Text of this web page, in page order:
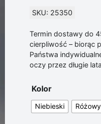
SKU: 25350
Termin dostawy do
cierpliwość – biorąc
Państwa
oczy przez długie
Kolor
Niebieski Różowy